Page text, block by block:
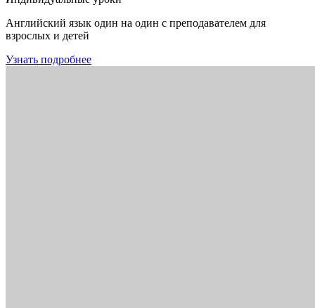
Английский язык один на один с преподавателем для
взрослых и детей
Узнать подробнее